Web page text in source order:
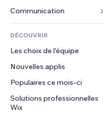
Classement de sites
E-mail
Comptabilité
Coupons et fidélisation
Solutions d'entreposage
Financement participatif
Restaurants
Immobilier
Réservations
Musique
Podcasts
Photographie
Vidéo
PDF
Partage de fichiers
Actualités
Services de contenu
Cartes et navigation
Confidentialité
Horloge
Modèles de pages
Effets sur images
Boutons et menus
Bannières et badges
Calculateurs
Formulaires
Sondages
Chat
Commentaires
Téléphone
DÉCOUVRIR
Les choix de l'équipe
Nouvelles applis
Populaires ce mois‑ci
Solutions professionnelles
Wix